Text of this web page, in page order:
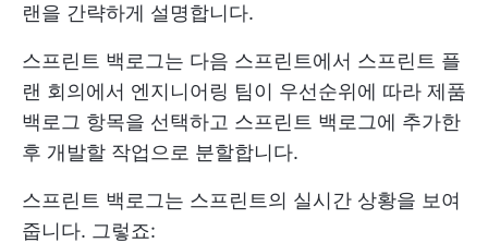
랜을 간략하게 설명합니다.
스프린트 백로그는 다음 스프린트에서 스프린트 플
랜 회의에서 엔지니어링 팀이 우선순위에 따라 제품
백로그 항목을 선택하고 스프린트 백로그에 추가한
후 개발할 작업으로 분할합니다.
스프린트 백로그는 스프린트의 실시간 상황을 보여
줍니다. 그렇죠: